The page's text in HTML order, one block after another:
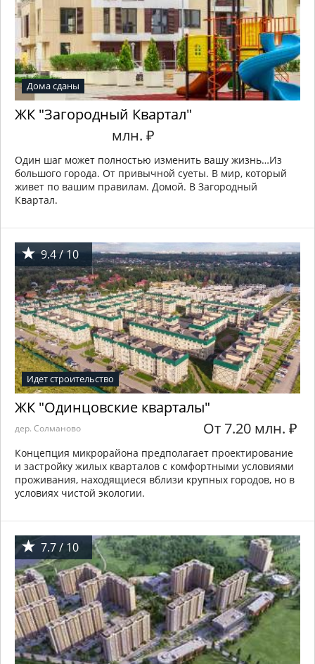
Дома сданы
ЖК "Загородный Квартал"
млн. ₽
Один шаг может полностью изменить вашу жизнь…Из
большого города. От привычной суеты. В мир, который
живет по вашим правилам. Домой. В Загородный
Квартал.
9.4 / 10
Идет строительство
ЖК "Одинцовские кварталы"
дер. Солманово От 7.20 млн. ₽
Концепция микрорайона предполагает проектирование
и застройку жилых кварталов с комфортными условиями
проживания, находящиеся вблизи крупных городов, но в
условиях чистой экологии.
7.7 / 10